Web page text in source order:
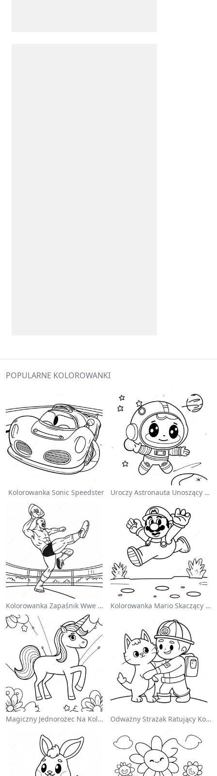
POPULARNE KOLOROWANKI
Kolorowanka Sonic Speedster Uroczy Astronauta Unoszący Się W Kosmosie - Kolorowanka
Kolorowanka Zapaśnik Wwe Skaczący Na Przeciwnika Kolorowanka Mario Skaczący Nad Goombami
Magiczny Jednorożec Na Kolorowance Z Tęczą Odważny Strażak Ratujący Kota - Kolorowanka